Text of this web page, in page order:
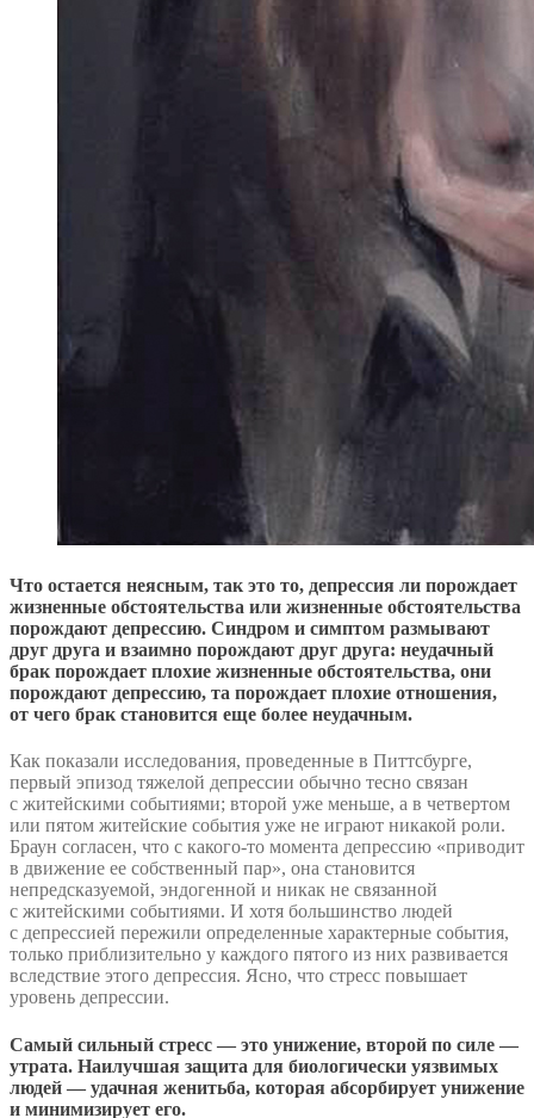
Что остается неясным, так это то, депрессия ли порождает
жизненные обстоятельства или жизненные обстоятельства
порождают депрессию. Синдром и симптом размывают
друг друга и взаимно порождают друг друга: неудачный
брак порождает плохие жизненные обстоятельства, они
порождают депрессию, та порождает плохие отношения,
от чего брак становится еще более неудачным.
Как показали исследования, проведенные в Питтсбурге,
первый эпизод тяжелой депрессии обычно тесно связан
с житейскими событиями; второй уже меньше, а в четвертом
или пятом житейские события уже не играют никакой роли.
Браун согласен, что с какого-то момента депрессию «приводит
в движение ее собственный пар», она становится
непредсказуемой, эндогенной и никак не связанной
с житейскими событиями. И хотя большинство людей
с депрессией пережили определенные характерные события,
только приблизительно у каждого пятого из них развивается
вследствие этого депрессия. Ясно, что стресс повышает
уровень депрессии.
Самый сильный стресс — это унижение, второй по силе —
утрата. Наилучшая защита для биологически уязвимых
людей — удачная женитьба, которая абсорбирует унижение
и минимизирует его.